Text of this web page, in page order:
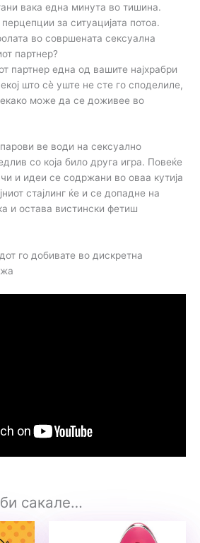
вака една минута во тишина.
за ситуацијата потоа.
во совршената сексуална
партнер?
партнер една од вашите најхрабри
што сè уште не сте го споделиле,
може да се доживее во
ве води на сексуално
со која било друга игра. Повеќе
и идеи се содржани во оваа кутија
стајлинг ќе и се допадне на
и остава вистински фетиш
го добивате во дискретна
сакале…